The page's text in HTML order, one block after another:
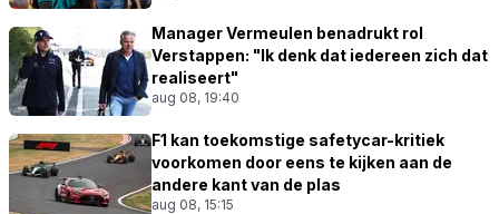
Manager Vermeulen benadrukt rol
Verstappen: "Ik denk dat iedereen zich dat
realiseert"
aug 08, 19:40
F1 kan toekomstige safetycar-kritiek
voorkomen door eens te kijken aan de
andere kant van de plas
aug 08, 15:15